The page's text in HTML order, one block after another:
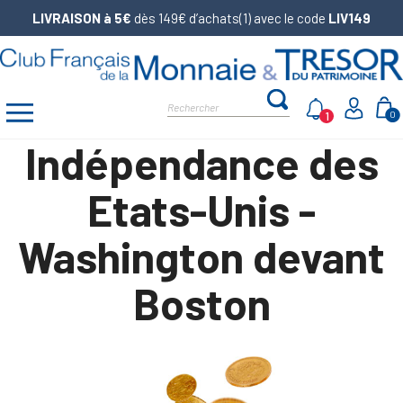
LIVRAISON à 5€ dès 149€ d’achats(1) avec le code LIV149
0
1
Indépendance des
Etats-Unis -
Washington devant
Boston